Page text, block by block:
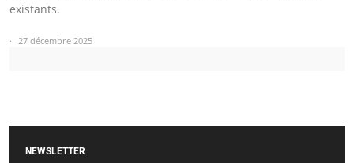
existants.
27 décembre 2025
NEWSLETTER